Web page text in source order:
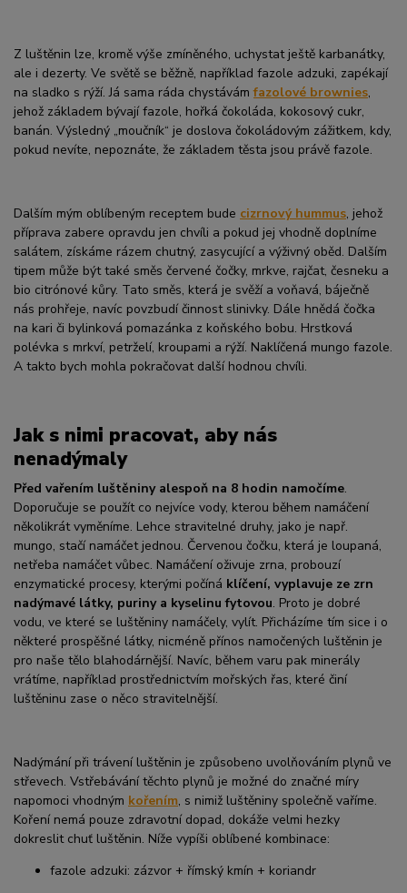
Z luštěnin lze, kromě výše zmíněného, uchystat ještě karbanátky,
ale i dezerty. Ve světě se běžně, například fazole adzuki, zapékají
na sladko s rýží. Já sama ráda chystávámfazolové brownies,
jehož základem bývají fazole, hořká čokoláda, kokosový cukr,
banán. Výsledný „moučník“ je doslova čokoládovým zážitkem, kdy,
pokud nevíte, nepoznáte, že základem těsta jsou právě fazole.
Dalším mým oblíbeným receptem bude cizrnový hummus, jehož
příprava zabere opravdu jen chvíli a pokud jej vhodně doplníme
salátem, získáme rázem chutný, zasycující a výživný oběd. Dalším
tipem může být také směs červené čočky, mrkve, rajčat, česneku a
bio citrónové kůry. Tato směs, která je svěží a voňavá, báječně
nás prohřeje, navíc povzbudí činnost slinivky. Dále hnědá čočka
na kari či bylinková pomazánka z koňského bobu. Hrstková
polévka s mrkví, petrželí, kroupami a rýží. Naklíčená mungo fazole.
A takto bych mohla pokračovat další hodnou chvíli.
Jak s nimi pracovat, aby nás
nenadýmaly
Před vařením luštěniny alespoň na 8 hodin namočíme.
Doporučuje se použít co nejvíce vody, kterou během namáčení
několikrát vyměníme. Lehce stravitelné druhy, jako je např.
mungo, stačí namáčet jednou. Červenou čočku, která je loupaná,
netřeba namáčet vůbec. Namáčení oživuje zrna, probouzí
enzymatické procesy, kterými počíná klíčení, vyplavuje ze zrn
nadýmavé látky, puriny a kyselinu fytovou. Proto je dobré
vodu, ve které se luštěniny namáčely, vylít. Přicházíme tím sice i o
některé prospěšné látky, nicméně přínos namočených luštěnin je
pro naše tělo blahodárnější. Navíc, během varu pak minerály
vrátíme, například prostřednictvím mořských řas, které činí
luštěninu zase o něco stravitelnější.
Nadýmání při trávení luštěnin je způsobeno uvolňováním plynů ve
střevech. Vstřebávání těchto plynů je možné do značné míry
napomoci vhodným kořením, s nimiž luštěniny společně vaříme.
Koření nemá pouze zdravotní dopad, dokáže velmi hezky
dokreslit chuť luštěnin. Níže vypíši oblíbené kombinace:
fazole adzuki: zázvor + římský kmín + koriandr